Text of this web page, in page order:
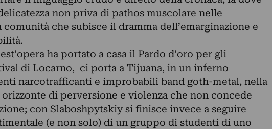
non priva di pathos muscolare nelle
che subisce il dramma dell’emarginazione e
ha portato a casa il Pardo d’oro per gli
di Locarno, ci porta a Tijuana, in un inferno
narcotrafficanti e improbabili band goth-metal, nella
di perversione e violenza che non concede
con Slaboshpytskiy si finisce invece a seguire
(e non solo) di un gruppo di studenti di uno